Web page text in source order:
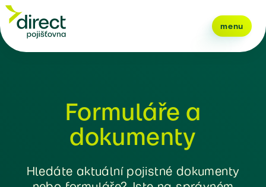
menu
Formuláře a
dokumenty
Hledáte aktuální pojistné dokumenty